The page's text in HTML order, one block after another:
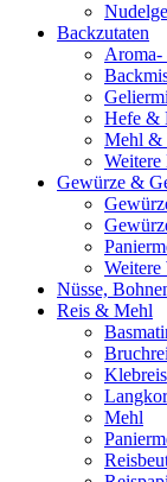
Backzutaten
Aroma-
Hefe &
Mehl &
Weitere
Gewürze &
Weitere
Nüsse,
Reis & Mehl
Klebreis
Mehl